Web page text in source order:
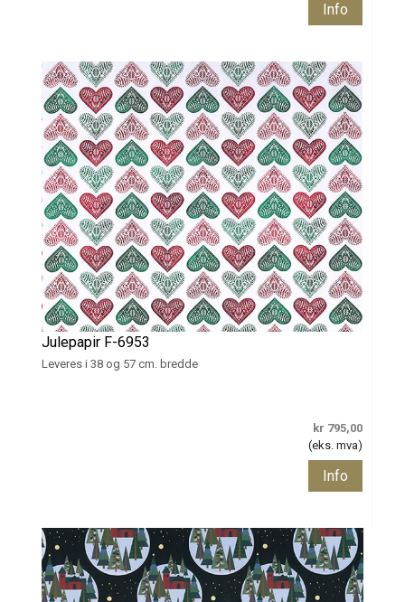
Info
Julepapir F-6953
Leveres i 38 og 57 cm. bredde
kr 795,00
(eks. mva)
Info